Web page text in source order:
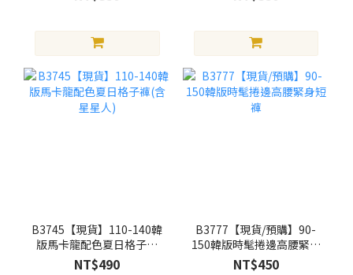
B3745【現貨】110-140韓
版馬卡龍配色夏日格子褲
(含星星人)
NT$490
B3777【現貨/預購】90-
150韓版時髦捲邊高腰緊身
短褲
NT$450